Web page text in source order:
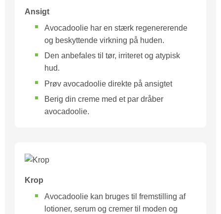
Ansigt
Avocadoolie har en stærk regenererende
og beskyttende virkning på huden.
Den anbefales til tør, irriteret og atypisk
hud.
Prøv avocadoolie direkte på ansigtet
Berig din creme med et par dråber
avocadoolie.
Krop
Avocadoolie kan bruges til fremstilling af
lotioner, serum og cremer til moden og